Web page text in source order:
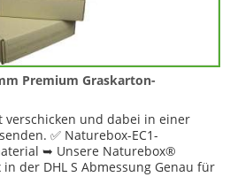
Premium Graskarton-
verschicken und dabei in einer
✅ Naturebox-EC1-
➥ Unsere Naturebox®
der DHL S Abmessung Genau für